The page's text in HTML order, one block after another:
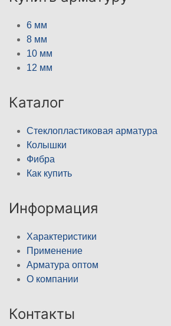
6 мм
8 мм
10 мм
12 мм
Каталог
Стеклопластиковая арматура
Колышки
Фибра
Как купить
Информация
Характеристики
Применение
Арматура оптом
О компании
Контакты